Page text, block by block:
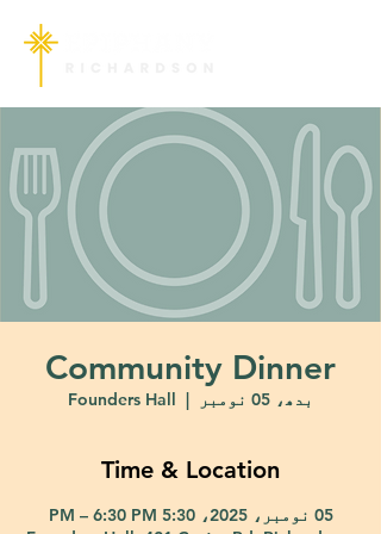
Community Dinner
بدھ، 05 نومبر
  |
Founders Hall
Time & Location
05 نومبر، 2025، 5:30 PM – 6:30 PM